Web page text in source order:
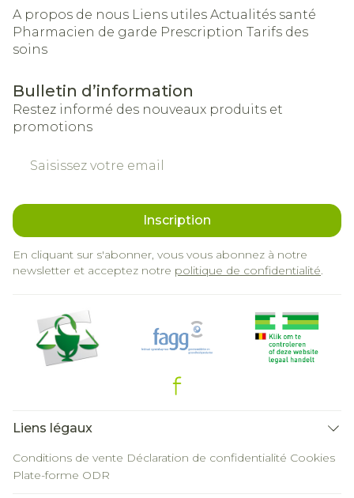
A propos de nous Liens utiles Actualités santé
Pharmacien de garde Prescription Tarifs des
soins
Bulletin d’information
Restez informé des nouveaux produits et
promotions
Inscription
En cliquant sur s'abonner, vous vous abonnez à notre
newsletter et acceptez notre politique de confidentialité.
Liens légaux
Conditions de vente Déclaration de confidentialité Cookies
Plate-forme ODR